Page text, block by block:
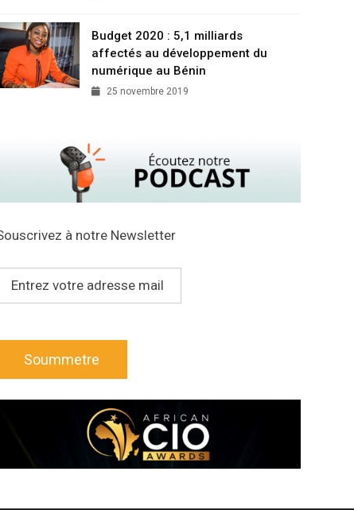
Budget 2020 : 5,1 milliards
affectés au développement du
numérique au Bénin
25 novembre 2019
à notre Newsletter